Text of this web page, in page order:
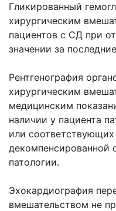
Гликированный
хирургическим
пациентов с СД при
значении за
Рентгенография
хирургическим
медицинским
наличии у пациента
или
декомпенсированной
патологии.
Эхокардиография
вмешательством не